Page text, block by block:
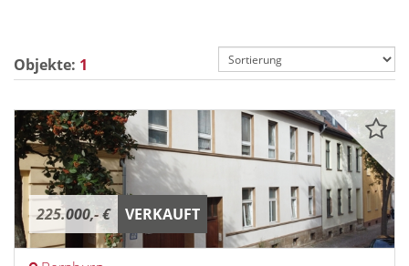
Objekte: 1
225.000,- € VERKAUFT